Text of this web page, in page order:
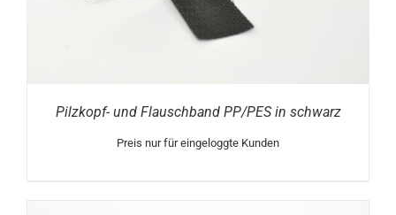
Pilzkopf- und Flauschband PP/PES in schwarz
Preis nur für eingeloggte Kunden